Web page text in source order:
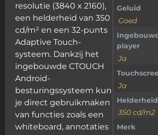
resolutie (3840 x 2160),
een helderheid van 350
cd/m² en een 32-punts
Adaptive Touch-
systeem. Dankzij het
ingebouwde CTOUCH
Android-
besturingssysteem kun
je direct gebruikmaken
van functies zoals een
whiteboard, annotaties
Geluid
Goed
player
Ja
Ja
Helderheid
350 cd/m2
Merk